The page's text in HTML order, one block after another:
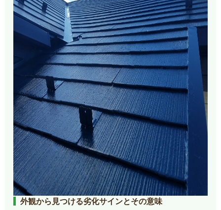
外観から見つける劣化サインとその意味